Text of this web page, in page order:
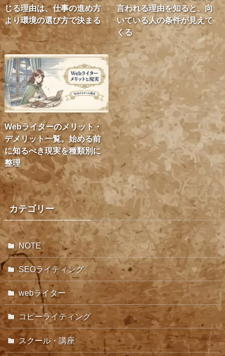
じる理由は、仕事の進め方
より環境の選び方で決まる
言われる理由を知ると、向
いている人の条件が見えて
くる
Webライターのメリット・
デメリット一覧。始める前
に知るべき現実を種類別に
整理
カテゴリー
NOTE
SEOライティング
webライター
コピーライティング
スクール・講座